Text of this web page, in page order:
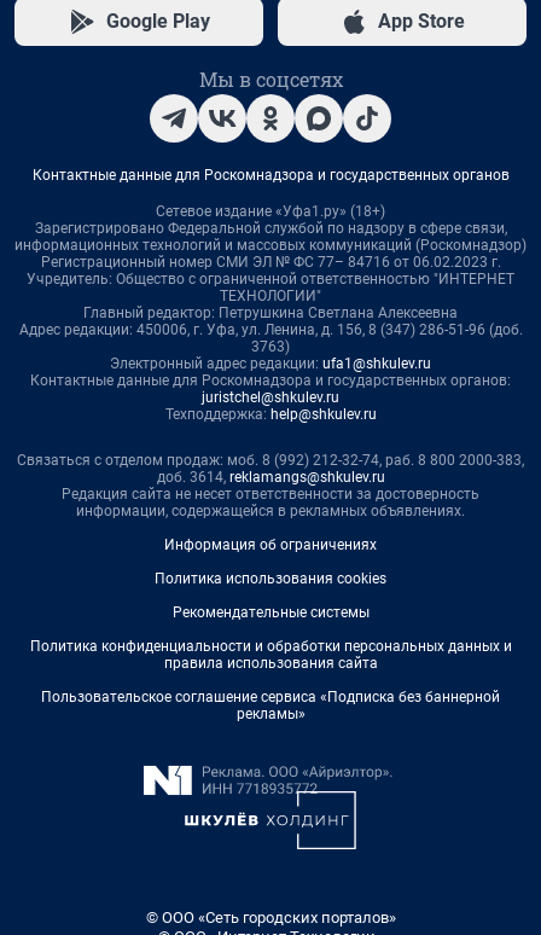
Google Play App Store
Мы в соцсетях
Контактные данные для Роскомнадзора и государственных органов
Сетевое издание «Уфа1.ру» (18+)
Зарегистрировано Федеральной службой по надзору в сфере связи,
информационных технологий и массовых коммуникаций (Роскомнадзор)
Регистрационный номер СМИ ЭЛ № ФС 77– 84716 от 06.02.2023 г.
Учредитель: Общество с ограниченной ответственностью "ИНТЕРНЕТ
ТЕХНОЛОГИИ"
Главный редактор: Петрушкина Светлана Алексеевна
Адрес редакции: 450006, г. Уфа, ул. Ленина, д. 156, 8 (347) 286-51-96 (доб.
3763)
Электронный адрес редакции: ufa1@shkulev.ru
Контактные данные для Роскомнадзора и государственных органов:
juristchel@shkulev.ru
Техподдержка: help@shkulev.ru
Связаться с отделом продаж: моб. 8 (992) 212-32-74, раб. 8 800 2000-383,
доб. 3614, reklamangs@shkulev.ru
Редакция сайта не несет ответственности за достоверность
информации, содержащейся в рекламных объявлениях.
Информация об ограничениях
Политика использования cookies
Рекомендательные системы
Политика конфиденциальности и обработки персональных данных и
правила использования сайта
Пользовательское соглашение сервиса «Подписка без баннерной
рекламы»
© ООО «Сеть городских порталов»